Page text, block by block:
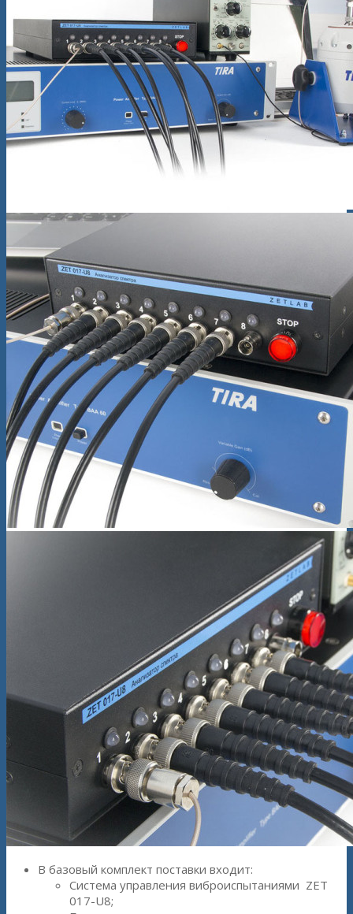
В базовый комплект поставки входит:
Система управления виброиспытаниями ZET
017-U8;